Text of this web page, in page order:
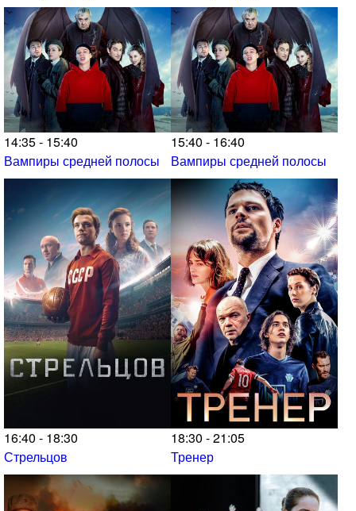
14:35 - 15:40
Вампиры средней полосы
15:40 - 16:40
Вампиры средней полосы
16:40 - 18:30
Стрельцов
18:30 - 21:05
Тренер